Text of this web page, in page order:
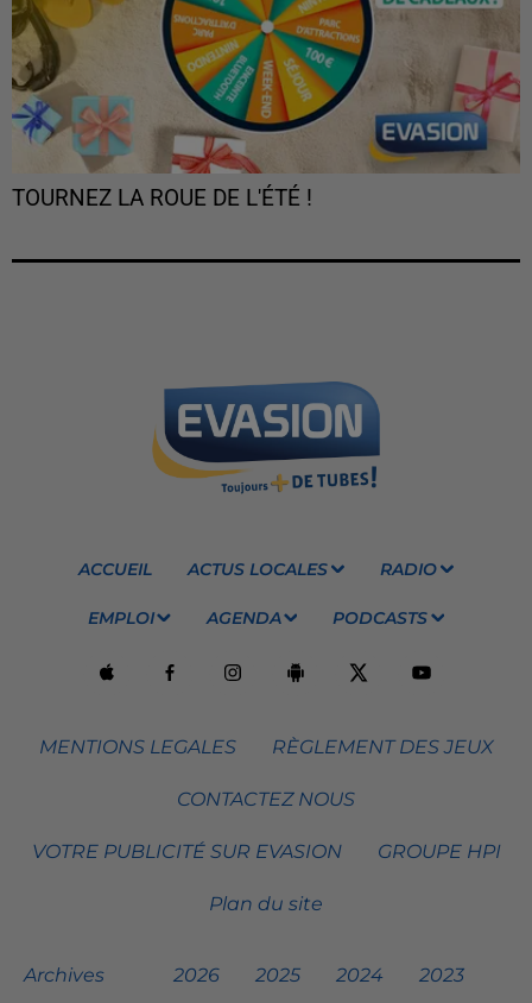
TOURNEZ LA ROUE DE L'ÉTÉ !
ACCUEIL ACTUS LOCALES RADIO
EMPLOI AGENDA PODCASTS
MENTIONS LEGALES RÈGLEMENT DES JEUX
CONTACTEZ NOUS
VOTRE PUBLICITÉ SUR EVASION GROUPE HPI
Plan du site
Archives 2026 2025 2024 2023